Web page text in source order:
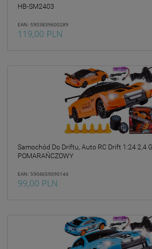
HB-SM2403
EAN: 5903839600289
119,00 PLN
Samochód Do Driftu, Auto RC Drift 1:24 2,4
POMARAŃCZOWY
EAN: 5904659090144
99,00 PLN